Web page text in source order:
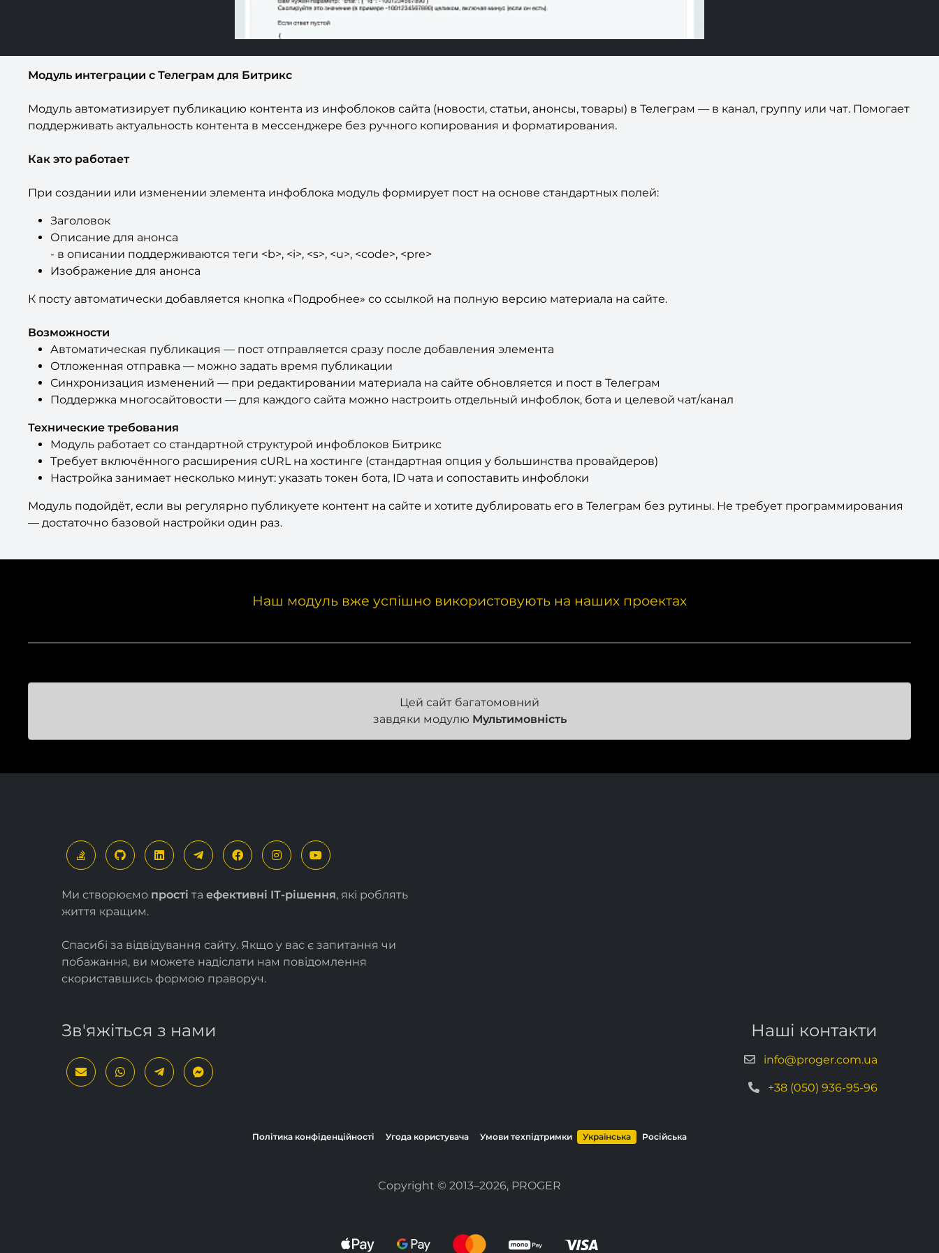
Модуль интеграции с Телеграм для Битрикс
Модуль автоматизирует публикацию контента из инфоблоков сайта (новости, статьи, анонсы, товары) в Телеграм — в канал, группу или чат. Помогает
поддерживать актуальность контента в мессенджере без ручного копирования и форматирования.
Как это работает
При создании или изменении элемента инфоблока модуль формирует пост на основе стандартных полей:
Заголовок
Описание для анонса
- в описании поддерживаются теги <b>, <i>, <s>, <u>, <code>, <pre>
Изображение для анонса
К посту автоматически добавляется кнопка «Подробнее» со ссылкой на полную версию материала на сайте.
Возможности
Автоматическая публикация — пост отправляется сразу после добавления элемента
Отложенная отправка — можно задать время публикации
Синхронизация изменений — при редактировании материала на сайте обновляется и пост в Телеграм
Поддержка многосайтовости — для каждого сайта можно настроить отдельный инфоблок, бота и целевой чат/канал
Технические требования
Модуль работает со стандартной структурой инфоблоков Битрикс
Требует включённого расширения cURL на хостинге (стандартная опция у большинства провайдеров)
Настройка занимает несколько минут: указать токен бота, ID чата и сопоставить инфоблоки
Модуль подойдёт, если вы регулярно публикуете контент на сайте и хотите дублировать его в Телеграм без рутины. Не требует программирования
— достаточно базовой настройки один раз.
Наш модуль вже успішно використовують на наших проектах
Цей сайт багатомовний
завдяки модулю Мультимовність
Ми створюємо прості та ефективні ІТ-рішення, які роблять
життя кращим.
Спасибі за відвідування сайту. Якщо у вас є запитання чи
побажання, ви можете надіслати нам повідомлення
скориставшись формою праворуч.
Зв'яжіться з нами Наші контакти
info@proger.com.ua
+38 (050) 936-95-96
Політика конфіденційності Угода користувача Умови техпідтримки Українська Російська
Copyright © 2013–2026, PROGER